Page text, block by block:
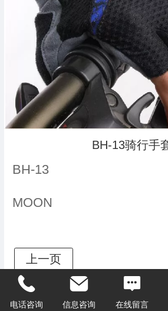
BH-13骑行手
BH-13
MOON
电话咨询 信息咨询 在线留言